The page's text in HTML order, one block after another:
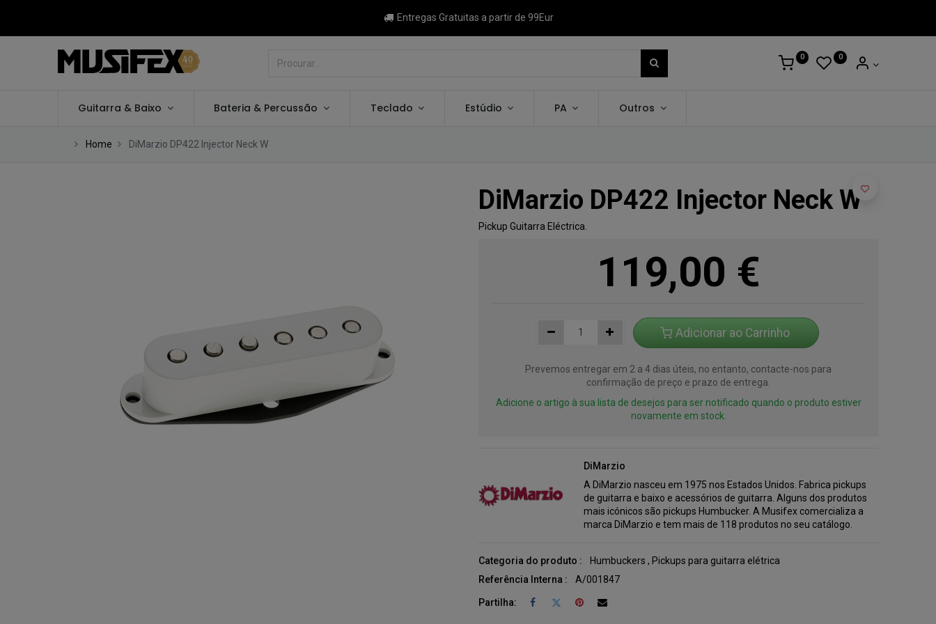
Entregas Gratuitas a partir de 99Eur
0 0
Guitarra & Baixo Bateria & Percussão Teclado Estúdio PA Outros
Home DiMarzio DP422 Injector Neck W
DiMarzio DP422 Injector Neck W
Pickup Guitarra Eléctrica.
119,00 €
Adicionar ao Carrinho
Prevemos entregar em 2 a 4 dias úteis, no entanto, contacte-nos para
confirmação de preço e prazo de entrega.
Adicione o artigo à sua lista de desejos para ser notificado quando o produto estiver
novamente em stock.
DiMarzio
A DiMarzio nasceu em 1975 nos Estados Unidos. Fabrica pickups
de guitarra e baixo e acessórios de guitarra. Alguns dos produtos
mais icónicos são pickups Humbucker. A Musifex comercializa a
marca DiMarzio e tem mais de 118 produtos no seu catálogo.
Categoria do produto : Humbuckers , Pickups para guitarra elétrica
Referência Interna :
A/001847
Partilha: